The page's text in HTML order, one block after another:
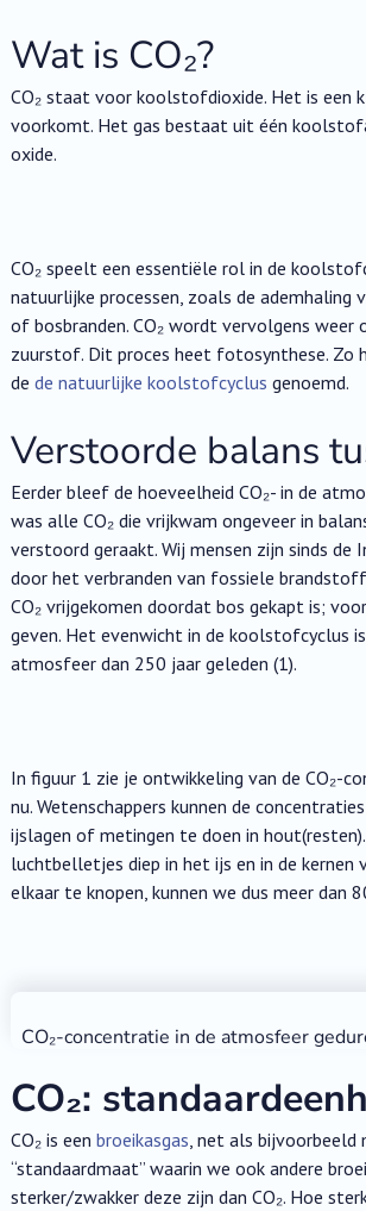
Wat is CO₂?
CO₂ staat voor koolstofdioxide. Het is een
voorkomt. Het gas bestaat uit één
oxide.
CO₂ speelt een essentiële rol in de
natuurlijke processen, zoals de ademhaling
of bosbranden. CO₂ wordt vervolgens
zuurstof. Dit proces heet fotosynthese. Zo
de de natuurlijke koolstofcyclus genoemd.
Verstoorde balans
Eerder bleef de hoeveelheid CO₂- in de
was alle CO₂ die vrijkwam ongeveer in
verstoord geraakt. Wij mensen zijn sinds
door het verbranden van fossiele
CO₂ vrijgekomen doordat bos gekapt is;
geven. Het evenwicht in de koolstofcyclus
atmosfeer dan 250 jaar geleden (1).
In figuur 1 zie je ontwikkeling van de CO₂-
nu. Wetenschappers kunnen de
ijslagen of metingen te doen in
luchtbelletjes diep in het ijs en in de kernen
elkaar te knopen, kunnen we dus meer dan
CO₂-concentratie in de atmosfeer
CO₂:
CO₂ is een broeikasgas , net als bijvoorbeeld
“standaardmaat” waarin we ook andere
sterker/zwakker deze zijn dan CO₂. Hoe